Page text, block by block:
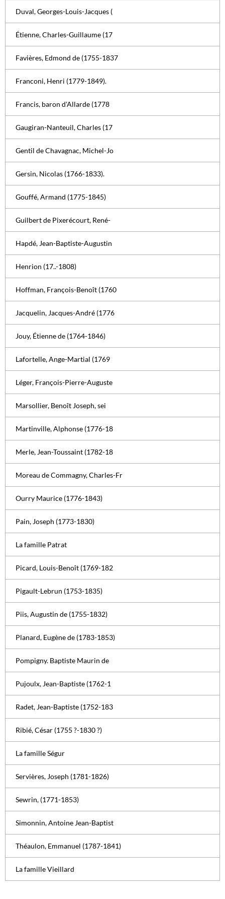
Duval, Georges-Louis-Jacques (
Étienne, Charles-Guillaume (17
Favières, Edmond de (1755-1837
Franconi, Henri (1779-1849).
Francis, baron d'Allarde (1778
Gaugiran-Nanteuil, Charles (17
Gentil de Chavagnac, Michel-Jo
Gersin, Nicolas (1766-1833).
Gouffé, Armand (1775-1845)
Guilbert de Pixerécourt, René-
Hapdé, Jean-Baptiste-Augustin
Henrion (17..-1808)
Hoffman, François-Benoît (1760
Jacquelin, Jacques-André (1776
Jouy, Étienne de (1764-1846)
Lafortelle, Ange-Martial (1769
Léger, François-Pierre-Auguste
Marsollier, Benoît Joseph, sei
Martinville, Alphonse (1776-18
Merle, Jean-Toussaint (1782-18
Moreau de Commagny, Charles-Fr
Ourry Maurice (1776-1843)
Pain, Joseph (1773-1830)
La famille Patrat
Picard, Louis-Benoît (1769-182
Pigault-Lebrun (1753-1835)
Piis, Augustin de (1755-1832)
Planard, Eugène de (1783-1853)
Pompigny. Baptiste Maurin de
Pujoulx, Jean-Baptiste (1762-1
Radet, Jean-Baptiste (1752-183
Ribié, César (1755 ?-1830 ?)
La famille Ségur
Servières, Joseph (1781-1826)
Sewrin, (1771-1853)
Simonnin, Antoine Jean-Baptist
Théaulon, Emmanuel (1787-1841)
La famille Vieillard